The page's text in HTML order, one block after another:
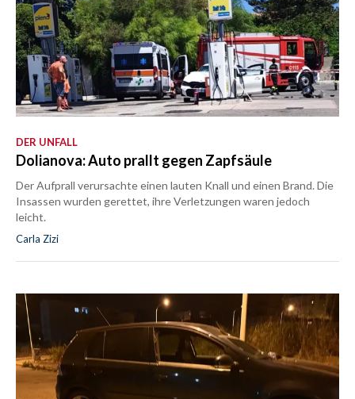
DER UNFALL
Dolianova: Auto prallt gegen Zapfsäule
Der Aufprall verursachte einen lauten Knall und einen Brand. Die
Insassen wurden gerettet, ihre Verletzungen waren jedoch
leicht.
Carla Zizi